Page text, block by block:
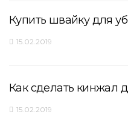
Купить швайку для
15.02.2019
Как сделать кинжал
15.02.2019